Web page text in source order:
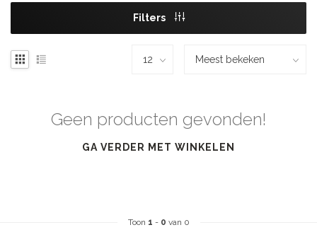
Filters
Geen producten gevonden!
GA VERDER MET WINKELEN
Toon 1 - 0 van 0